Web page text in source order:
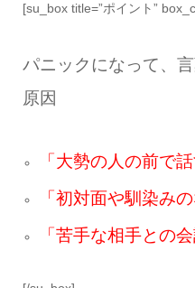
[su_box title=”ポイント”
パニックになって、
原因
「大勢の人の前で話
「初対面や馴染み
「苦手な相手との会